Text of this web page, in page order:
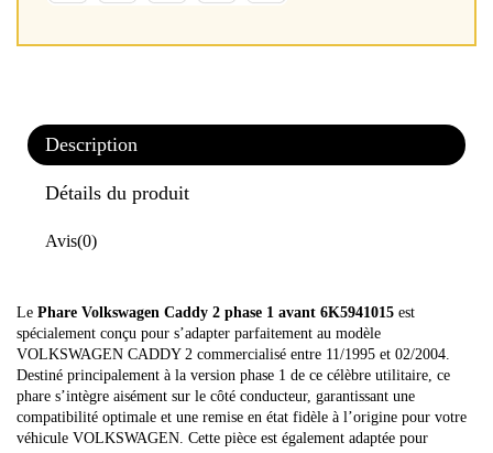
Description
Détails du produit
Avis(0)
Le Phare Volkswagen Caddy 2 phase 1 avant 6K5941015 est
spécialement conçu pour s’adapter parfaitement au modèle
VOLKSWAGEN CADDY 2 commercialisé entre 11/1995 et 02/2004.
Destiné principalement à la version phase 1 de ce célèbre utilitaire, ce
phare s’intègre aisément sur le côté conducteur, garantissant une
compatibilité optimale et une remise en état fidèle à l’origine pour votre
véhicule VOLKSWAGEN. Cette pièce est également adaptée pour